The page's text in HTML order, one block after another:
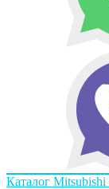
Каталог Mitsubishi